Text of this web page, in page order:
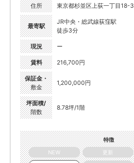
住所 東京都杉並区上荻一丁目18-3
最寄駅
JR中央・総武線荻窪駅
徒歩3分
現況 ー
賃料 216,700円
保証金・
敷金
1,200,000円
坪面積/
階数
8.78坪/1階
特徴
NEW
更新